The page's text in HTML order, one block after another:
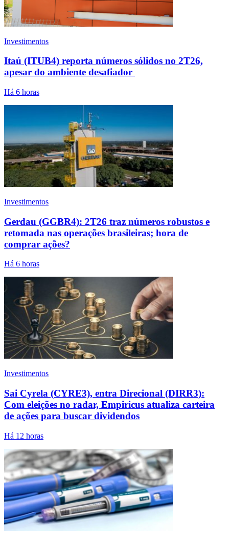
Investimentos
Itaú (ITUB4) reporta números sólidos no 2T26,
apesar do ambiente desafiador
Há 6 horas
Investimentos
Gerdau (GGBR4): 2T26 traz números robustos e
retomada nas operações brasileiras; hora de
comprar ações?
Há 6 horas
Investimentos
Sai Cyrela (CYRE3), entra Direcional (DIRR3):
Com eleições no radar, Empiricus atualiza carteira
de ações para buscar dividendos
Há 12 horas